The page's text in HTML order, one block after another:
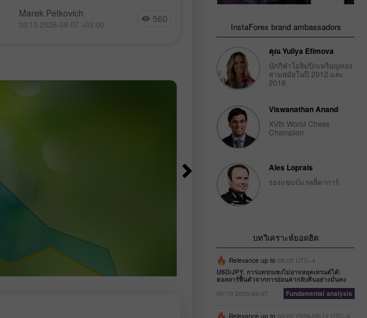
America" เมื่อปีที่แล้ว หลังจากเกิดชุด
การตัดสินใจทางการเมืองจากฝั่ง
Marek Petkovich
00:10 2026-08-07 +02:00 560
คำสั่งซื้อภาคอุตสาหกรรมในเยอรมนี
ขึ้น 3.1 เปอร์เซ็นต์ในเดือนมิถุนายน
เทียบกับเดือนก่อนหน้า ตามข้อมูลเบื้
ต้นจาก Destatis หลังการปรับค่าตาม
ปัจจัยฤดูกาลและปฏิทิน เมื่อเทียบกับ
เดียวกันของปีก่อน การเติบโตเพิ่มขึ้
6.5 เปอร์เซ็นต์ ดูเผิน ๆ แล้ว ตัวเลขนี้
00:10 2026-08-07 +02:00
InstaForex brand ambassadors
คุณ Yuliya Efimova
นักกีฬาโอลิมปิกเหรียญทอง
สามสมัยในปี 2012 และ
2016
Viswanathan Anand
XVth World Chess
Champion
Ales Loprais
รองแชมป์แรลลี่ดาการ์
บทวิเคราะห์ยอดฮิต
Relevance up to 08:00 UTC--4
USD/JPY. การแทรกแซงไม่อาจหยุดเทรนด์ได้:
ดอลลาร์ฟื้นตัวจากการอ่อนค่ากลับคืนอย่างมั่นคง
00:10 2026-08-07
Fundamental analysis
Relevance up to 08:00 2026-08-11 UTC--4